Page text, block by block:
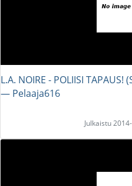
L.A. NOIRE - POLIISI
― Pelaaja616
Julkaistu